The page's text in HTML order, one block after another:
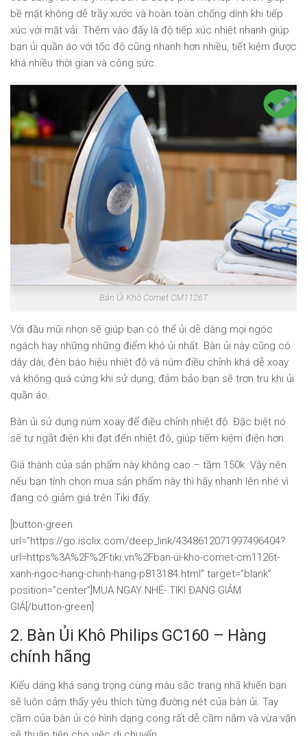
bề mặt không dễ trầy xước và hoàn toàn chống dính khi tiếp
xúc với mặt vải. Thêm vào đấy là độ tiếp xúc nhiệt nhanh giúp
bạn ủi quần áo với tốc độ cũng nhanh hơn nhiều, tiết kiệm được
khá nhiều thời gian và công sức.
Bàn Ủi Khô Comet CM1126T
Với đầu mũi nhọn sẽ giúp bạn có thể ủi dễ dàng mọi ngóc
ngách hay những những điểm khó ủi nhất. Bàn ủi này cũng có
dây dài, đèn báo hiệu nhiệt độ và núm điều chỉnh khá dễ xoay
và không quá cứng khi sử dụng, đảm bảo bạn sẽ trơn tru khi ủi
quần áo.
Bàn ủi sử dụng núm xoay để điều chỉnh nhiệt độ. Đặc biệt nó
sẽ tự ngắt điện khi đạt đến nhiệt đô, giúp tiếm kiệm điện hơn
Giá thành của sản phẩm này không cao – tầm 150k. Vậy nên
nếu bạn tính chọn mua sản phẩm này thì hãy nhanh lên nhé vì
đang có giảm giá trên Tiki đấy.
[button-green
url=”https://go.isclix.com/deep_link/4348612071997496404?
url=https%3A%2F%2Ftiki.vn%2Fban-ui-kho-comet-cm1126t-
xanh-ngoc-hang-chinh-hang-p813184.html” target=”blank”
position=”center”]MUA NGAY NHÉ- TIKI ĐANG GIẢM
GIÁ[/button-green]
2. Bàn Ủi Khô Philips GC160 – Hàng
chính hãng
Kiểu dáng khá sang trọng cùng màu sắc trang nhã khiến bạn
sẽ luôn cảm thấy yêu thích từng đường nét của bàn ủi. Tay
cầm của bàn ủi có hình dạng cong rất dễ cầm nắm và vừa vặn